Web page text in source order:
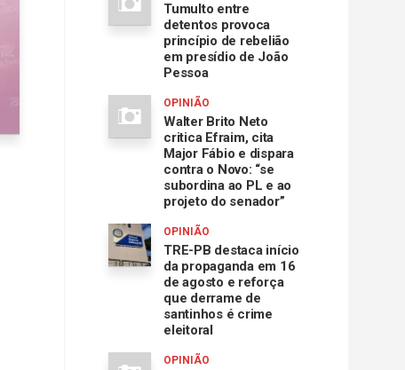
Tumulto entre
detentos provoca
princípio de rebelião
em presídio de João
Pessoa
OPINIÃO
Walter Brito Neto
critica Efraim, cita
Major Fábio e dispara
contra o Novo: “se
subordina ao PL e ao
projeto do senador”
OPINIÃO
TRE-PB destaca início
da propaganda em 16
de agosto e reforça
que derrame de
santinhos é crime
eleitoral
OPINIÃO